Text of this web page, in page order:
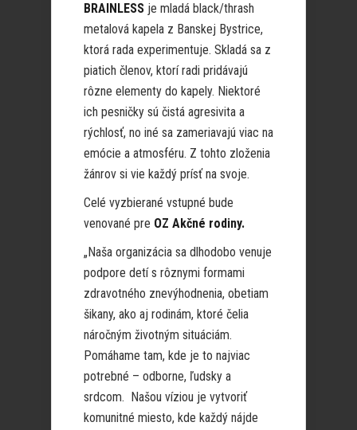
BRAINLESS je mladá black/thrash
metalová kapela z Banskej Bystrice,
ktorá rada experimentuje. Skladá sa z
piatich členov, ktorí radi pridávajú
rôzne elementy do kapely. Niektoré
ich pesničky sú čistá agresivita a
rýchlosť, no iné sa zameriavajú viac na
emócie a atmosféru. Z tohto zloženia
žánrov si vie každý prísť na svoje.
Celé vyzbierané vstupné bude
venované pre OZ Akčné rodiny.
„Naša organizácia sa dlhodobo venuje
podpore detí s rôznymi formami
zdravotného znevýhodnenia, obetiam
šikany, ako aj rodinám, ktoré čelia
náročným životným situáciám.
Pomáhame tam, kde je to najviac
potrebné – odborne, ľudsky a
srdcom. Našou víziou je vytvoriť
komunitné miesto, kde každý nájde